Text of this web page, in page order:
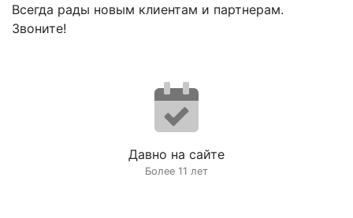
Всегда рады новым клиентам и партнерам.
Звоните!
Давно на сайте
Более 11 лет